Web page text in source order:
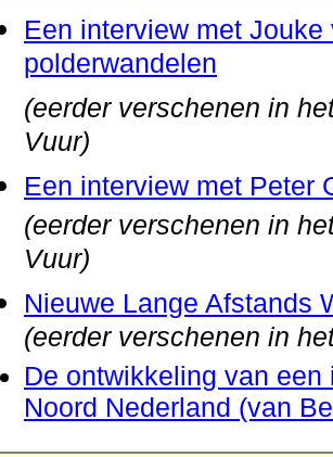
Een interview met
polderwandelen
(eerder verschenen in
Vuur)
Een interview met Peter
(eerder verschenen in
Vuur)
Nieuwe Lange Afstands
(eerder verschenen in
De ontwikkeling van
Noord Nederland (van